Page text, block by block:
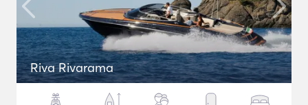
Riva Rivarama